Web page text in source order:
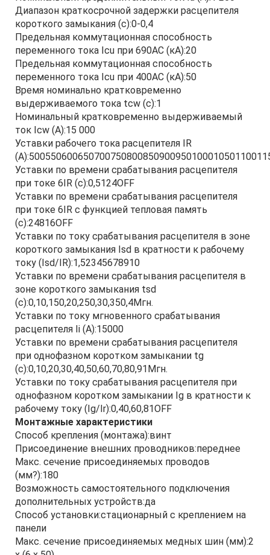
Диапазон краткосрочной задержки расцепителя
короткого замыкания (с):0-0,4
Предельная коммутационная способность
переменного тока Icu при 690AC (кА):20
Предельная коммутационная способность
переменного тока Icu при 400АС (кА):50
Время номинально кратковременно
выдерживаемого тока tcw (с):1
Номинальный кратковременно выдерживаемый
ток Icw (А):15 000
Уставки рабочего тока расцепителя IR
Уставки по времени срабатывания расцепителя
при токе 6IR (с):0,5124OFF
Уставки по времени срабатывания расцепителя
при токе 6IR с функцией тепловая память
(с):24816OFF
Уставки по току срабатывания расцепителя в зоне
короткого замыкания Isd в кратности к рабочему
току (Isd/IR):1,52345678910
Уставки по времени срабатывания расцепителя в
зоне короткого замыкания tsd
(с):0,10,150,20,250,30,350,4Мгн.
Уставки по току мгновенного срабатывания
расцепителя Ii (А):15000
Уставки по времени срабатывания расцепителя
при однофазном коротком замыкании tg
(с):0,10,20,30,40,50,60,70,80,91Мгн.
Уставки по току срабатывания расцепителя при
однофазном коротком замыкании Ig в кратности к
рабочему току (Ig/Ir):0,40,60,81OFF
Монтажные характеристики
Способ крепления (монтажа):винт
Присоединение внешних проводников:переднее
Макс. сечение присоединяемых проводов
(мм?):180
Возможность самостоятельного подключения
дополнительных устройств:да
Способ установки:стационарный с креплением на
панели
Макс. сечение присоединяемых медных шин (мм):2